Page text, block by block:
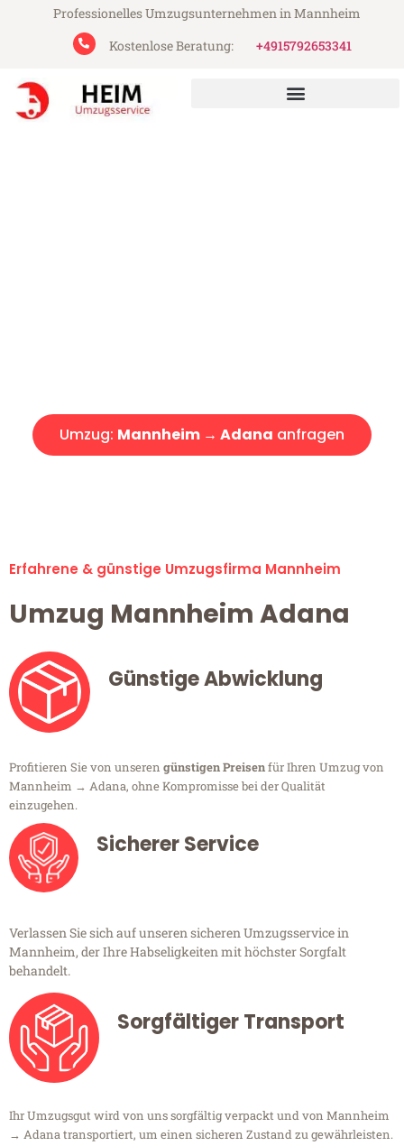
Professionelles Umzugsunternehmen in Mannheim
Kostenlose Beratung:
+4915792653341
Umzug: Mannheim → Adana anfragen
Erfahrene & günstige Umzugsfirma Mannheim
Umzug Mannheim Adana
Günstige Abwicklung
Profitieren Sie von unseren günstigen Preisenfür Ihren Umzug von
Mannheim → Adana, ohne Kompromisse bei der Qualität
einzugehen.
Sicherer Service
Verlassen Sie sich auf unseren sicheren Umzugsservice in
Mannheim, der Ihre Habseligkeiten mit höchster Sorgfalt
behandelt.
Sorgfältiger Transport
Ihr Umzugsgut wird von uns sorgfältig verpackt und von Mannheim
→ Adana transportiert, um einen sicheren Zustand zu gewährleisten.